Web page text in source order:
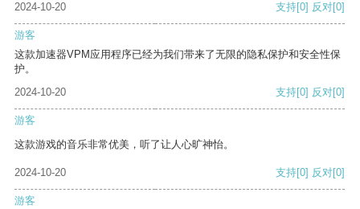
2024-10-20
支持[0] 反对[0]
游客
这款加速器VPM应用程序已经为我们带来了无限的隐私保护和安全性保
护。
2024-10-20
支持[0] 反对[0]
游客
这款游戏的音乐非常优美，听了让人心旷神怡。
2024-10-20 支持[0] 反对[0]
游客